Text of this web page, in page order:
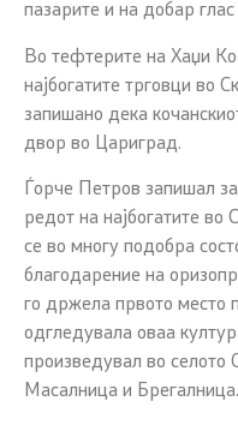
пазарите и на добар
Во тефтерите на Хаџи
најбогатите трговци во
запишано дека
двор во Цариград.
Ѓорче Петров запишал
редот на најбогатите во
се во многу подобра
благодарение на
го држела првото место
одгледувала оваа
произведувал во селото
Масалница и Брегалница.